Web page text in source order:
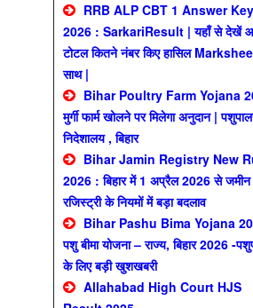
RRB ALP CBT 1 Answer Key
2026 : SarkariResult | यहाँ से देखें
टोटल कितने नंबर किए हासिल
साथ |
Bihar Poultry Farm Yojana
मुर्गी फार्म खोलने पर मिलेगा अनुदान |
निदेशालय , बिहार
Bihar Jamin Registry New
2026 : बिहार में 1 अप्रैल 2026 से जमीन
रजिस्ट्री के नियमों में बड़ा बदलाव
Bihar Pashu Bima Yojana
पशु बीमा योजना – राज्य, बिहार 2026 -
के लिए बड़ी खुशखबरी
Allahabad High Court HJS